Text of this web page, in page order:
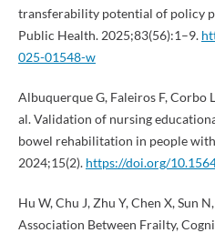
transferability potential of policy
Public Health. 2025;83(56):1–9.
025-01548-w
Albuquerque G, Faleiros F, Corbo
al. Validation of nursing
bowel rehabilitation in people
2024;15(2). https://doi.org/
Hu W, Chu J, Zhu Y, Chen X, Sun
Association Between Frailty,